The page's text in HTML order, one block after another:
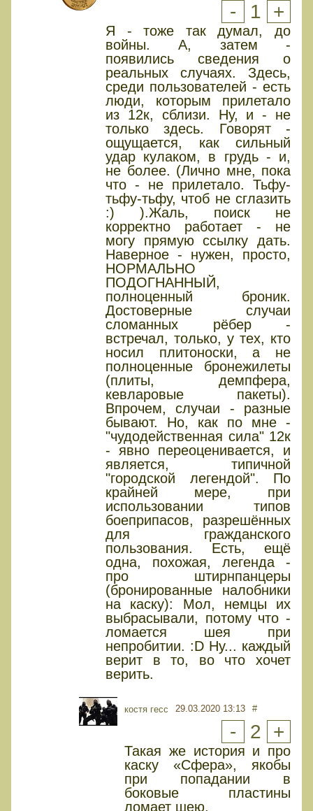
- 1 +
Я - тоже так думал, до
войны. А, затем -
появились сведения о
реальных случаях. Здесь,
среди пользователей - есть
люди, которым прилетало
из 12к, сблизи. Ну, и - не
только здесь. Говорят -
ощущается, как сильный
удар кулаком, в грудь - и,
не более. (Лично мне, пока
что - не прилетало. Тьфу-
тьфу-тьфу, чтоб не сглазить
:) ).Жаль, поиск не
корректно работает - не
могу прямую ссылку дать.
Наверное - нужен, просто,
НОРМАЛЬНО
ПОДОГНАННЫЙ,
полноценный броник.
Достоверные случаи
сломанных рёбер -
встречал, только, у тех, кто
носил плитоноски, а не
полноценные бронежилеты
(плиты, демпфера,
кевларовые пакеты).
Впрочем, случаи - разные
бывают. Но, как по мне -
"чудодейственная сила" 12к
- явно переоценивается, и
является, типичной
"городской легендой". По
крайней мере, при
использовании типов
боеприпасов, разрешённых
для гражданского
пользования. Есть, ещё
одна, похожая, легенда -
про штирнпанцеры
(бронированные налобники
на каску): Мол, немцы их
выбрасывали, потому что -
ломается шея при
непробитии. :D Ну... каждый
верит в то, во что хочет
верить.
костя гесс 29.03.2020 13:13 #
- 2 +
Такая же история и про
каску «Сфера», якобы
при попадании в
боковые пластины
ломает шею.